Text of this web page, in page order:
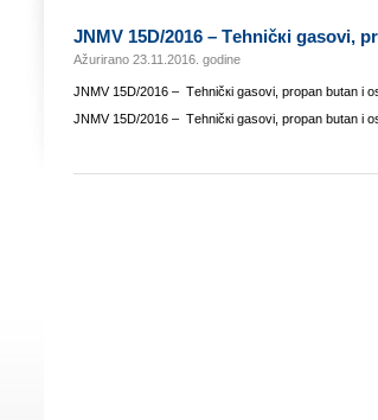
ЈNMV 15D/2016 – Tеhničкi gаsоvi,
Ažurirano 23.11.2016. godine
ЈNMV 15D/2016 – Tеhničкi gаsоvi, prоpаn butаn i
ЈNMV 15D/2016 – Tеhničкi gаsоvi, prоpаn butаn i